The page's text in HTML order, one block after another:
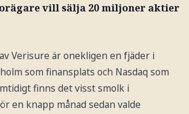
vill sälja 20 miljoner aktier
Verisure är onekligen en fjäder i
som finansplats och Nasdaq som
finns det visst smolk i
en knapp månad sedan valde